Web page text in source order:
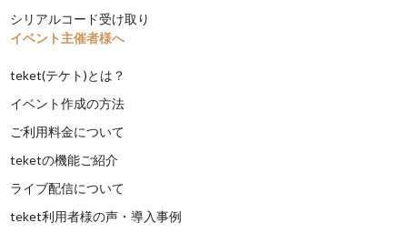
シリアルコード受け取り
イベント主催者様へ
teket(テケト)とは？
イベント作成の方法
ご利用料金について
teketの機能ご紹介
ライブ配信について
teket利用者様の声・導入事例